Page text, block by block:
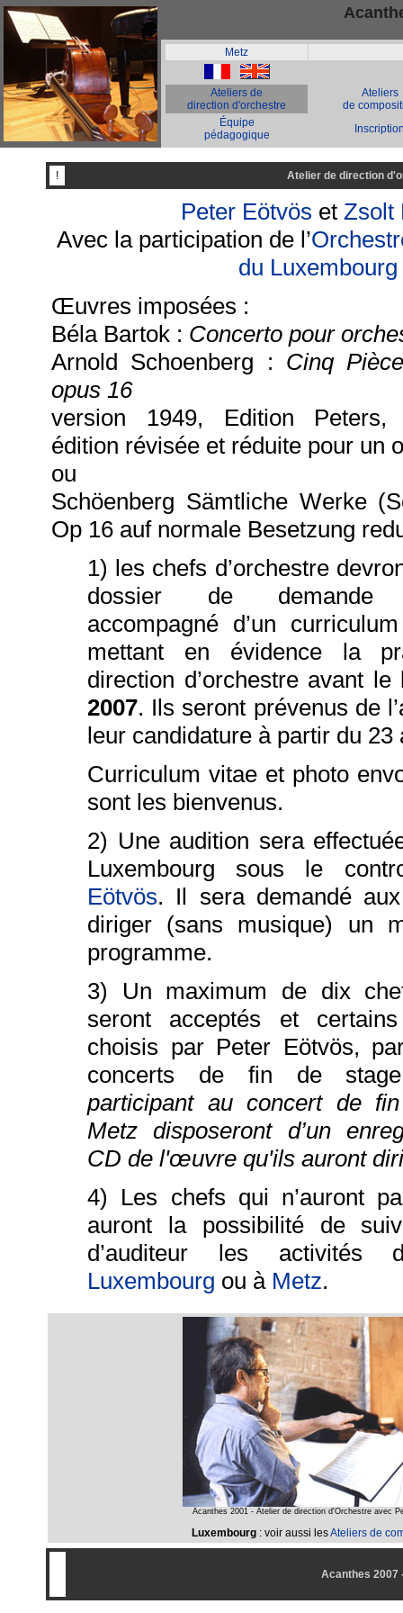
Metz
Ateliers de
direction d'orchestre
Ateliers
de
Équipe
pédagogique
! Atelier de direction
Peter Eötvös et Zsolt
Avec la participation de l’
du Luxembourg
Œuvres imposées :
Béla Bartok : Concerto pour
Arnold Schoenberg : Cinq
opus 16
version 1949, Edition Peters,
édition révisée et réduite pour un
ou
Schöenberg Sämtliche Werke
Op 16 auf normale Besetzung
1) les chefs d’orchestre
dossier de demande
accompagné d’un
mettant en évidence la
direction d’orchestre avant le
2007. Ils seront prévenus de
leur candidature à partir du 23
Curriculum vitae et photo
sont les bienvenus.
2) Une audition sera
Luxembourg sous le
Eötvös. Il sera demandé
diriger (sans musique) un
programme.
3) Un maximum de dix
seront acceptés et
choisis par Peter Eötvös,
concerts de fin de
participant au concert de
Metz disposeront d’un
CD de l'œuvre qu'ils auront
4) Les chefs qui n’auront
auront la possibilité de
d’auditeur les activités
Luxembourg ou à Metz.
Acanthes 2001 - Atelier de direction d'Orchestre avec
Luxembourg: voir aussi lesAteliers de
Acanthes 2007